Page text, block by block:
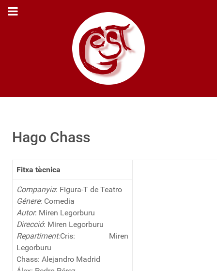
Hago Chass
Fitxa tècnica
Companyia: Figura-T de Teatro
Génere: Comedia
Autor: Miren Legorburu
Direcció: Miren Legorburu
Repartiment:Cris: Miren
Legorburu
Chass: Alejandro Madrid